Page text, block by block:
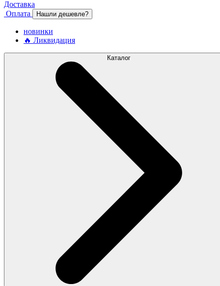
Доставка
Оплата
Нашли дешевле?
новинки
🔥 Ликвидация
Каталог